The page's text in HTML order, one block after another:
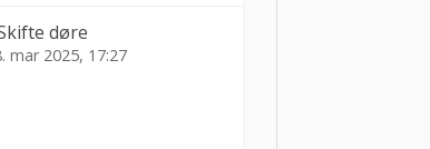
døre
mar 2025, 17:27